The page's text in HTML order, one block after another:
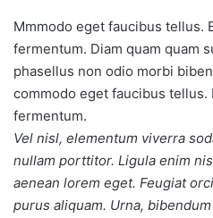
Mmmodo eget faucibus tellus.
fermentum. Diam quam quam
phasellus non odio morbi
commodo eget faucibus tellus.
fermentum.
Vel nisl, elementum viverra
nullam porttitor. Ligula enim
aenean lorem eget. Feugiat
purus aliquam. Urna,